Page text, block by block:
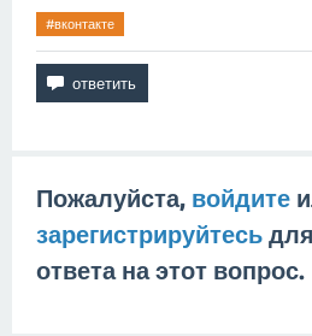
#вконтакте
Пожалуйста, войдите
зарегистрируйтесь
ответа на этот вопрос.